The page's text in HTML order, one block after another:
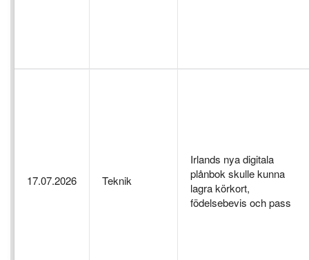
17.07.2026 Teknik
Irlands nya digitala
plånbok skulle kunna
lagra körkort,
födelsebevis och pass